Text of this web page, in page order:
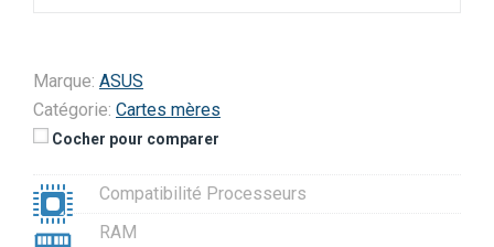
Marque: ASUS
Catégorie: Cartes mères
Cocher pour comparer
Compatibilité Processeurs
RAM